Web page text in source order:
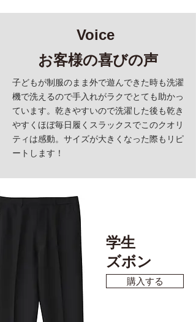
Voice
お客様の喜びの声
子どもが制服のまま外で遊んできた時も洗濯
機で洗えるので手入れがラクでとても助かっ
ています。乾きやすいので洗濯した後も乾き
やすくほぼ毎日履くスラックスでこのクオリ
ティは感動。サイズが大きくなった際もリピ
ートします！
学生
​ズボン
購入する